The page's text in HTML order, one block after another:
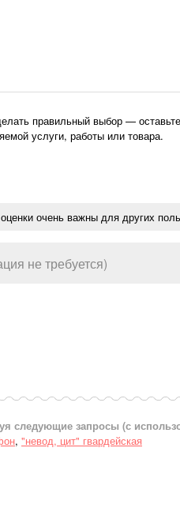
правильный выбор —
услуги, работы или товара.
очень важны для других
не требуется)
следующие запросы (с
, "невод, цит" гвардейская